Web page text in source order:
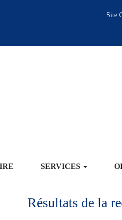
Site
SERVICES
Résultats de la